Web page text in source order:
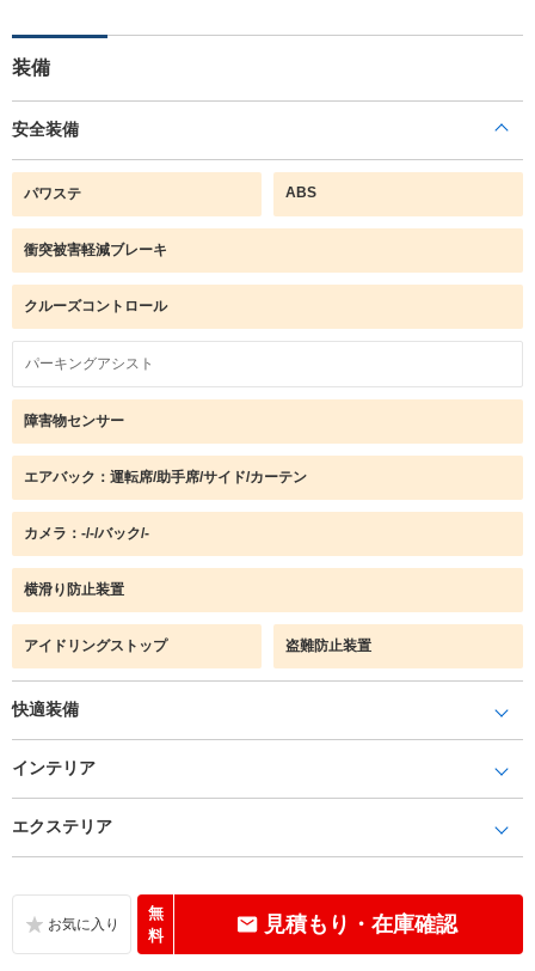
装備
安全装備
パワステ ABS
衝突被害軽減ブレーキ
クルーズコントロール
パーキングアシスト
障害物センサー
エアバック：運転席/助手席/サイド/カーテン
カメラ：-/-/バック/-
横滑り防止装置
アイドリングストップ 盗難防止装置
快適装備
インテリア
エクステリア
無
料
見積もり・在庫確認